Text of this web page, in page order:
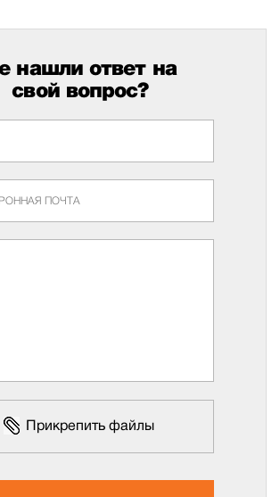
нашли ответ на
свой вопрос?
Прикрепить файлы